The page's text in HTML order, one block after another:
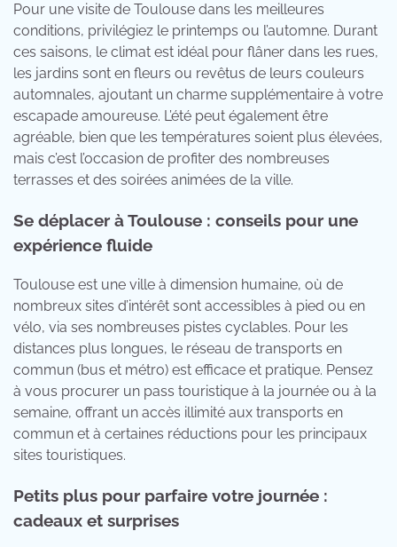
Pour une visite de Toulouse dans les meilleures
conditions, privilégiez le printemps ou l’automne. Durant
ces saisons, le climat est idéal pour flâner dans les rues,
les jardins sont en fleurs ou revêtus de leurs couleurs
automnales, ajoutant un charme supplémentaire à votre
escapade amoureuse. L’été peut également être
agréable, bien que les températures soient plus élevées,
mais c’est l’occasion de profiter des nombreuses
terrasses et des soirées animées de la ville.
Se déplacer à Toulouse : conseils pour une
expérience fluide
Toulouse est une ville à dimension humaine, où de
nombreux sites d’intérêt sont accessibles à pied ou en
vélo, via ses nombreuses pistes cyclables. Pour les
distances plus longues, le réseau de transports en
commun (bus et métro) est efficace et pratique. Pensez
à vous procurer un pass touristique à la journée ou à la
semaine, offrant un accès illimité aux transports en
commun et à certaines réductions pour les principaux
sites touristiques.
Petits plus pour parfaire votre journée :
cadeaux et surprises